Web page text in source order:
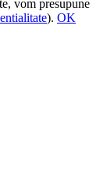
vom presupune
). OK